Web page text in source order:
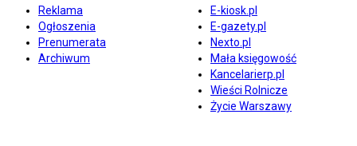
Reklama
Ogłoszenia
Prenumerata
Archiwum
E-kiosk.pl
E-gazety.pl
Nexto.pl
Mała księgowość
Kancelarierp.pl
Wieści Rolnicze
Życie Warszawy